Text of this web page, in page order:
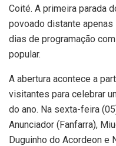
Coité. A primeira parada
povoado distante
dias de programação
popular.
A abertura acontece a
visitantes para celebrar
do ano. Na sexta-feira
Anunciador (Fanfarra),
Duguinho do Acordeon e